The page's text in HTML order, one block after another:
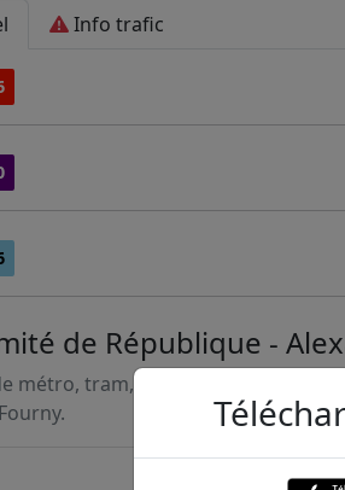
Info trafic
de République -
métro, tram, RER et transilien